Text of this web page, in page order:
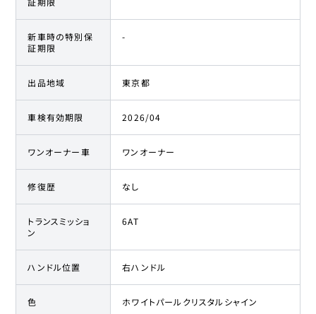
新車時の特別保
証期限
-
出品地域 東京都
車検有効期限 2026/04
ワンオーナー車 ワンオーナー
修復歴 なし
トランスミッショ
ン
6AT
ハンドル位置 右ハンドル
色 ホワイトパールクリスタルシャイン